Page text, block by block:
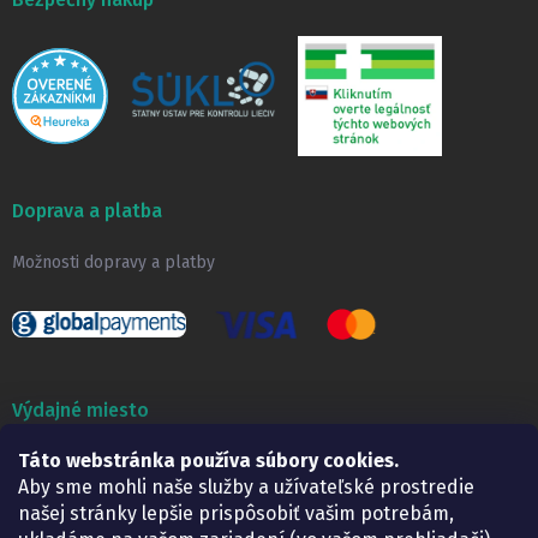
Táto webstránka používa súbory cookies.
Aby sme mohli naše služby a užívateľské prostredie
našej stránky lepšie prispôsobiť vašim potrebám,
Doprava a platba
Možnosti dopravy a platby
Výdajné miesto
Lekáreň ADONAI
Košice – Smetanova 2
Pondelok:
07.30 – 15.30 h.
Utorok:
07.30 – 16.00 h.